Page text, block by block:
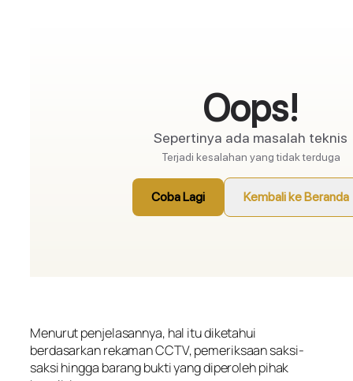
Menurut penjelasannya, hal itu diketahui
berdasarkan rekaman CCTV, pemeriksaan saksi-
saksi hingga barang bukti yang diperoleh pihak